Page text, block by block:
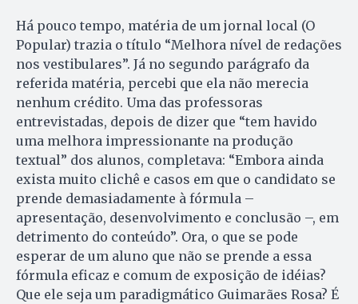
Há pouco tempo, matéria de um jornal local (O
Popular) trazia o título “Melhora nível de redações
nos vestibulares”. Já no segundo parágrafo da
referida matéria, percebi que ela não merecia
nenhum crédito. Uma das professoras
entrevistadas, depois de dizer que “tem havido
uma melhora impressionante na produção
textual” dos alunos, completava: “Embora ainda
exista muito clichê e casos em que o candidato se
prende demasiadamente à fórmula –
apresentação, desenvolvimento e conclusão –, em
detrimento do conteúdo”. Ora, o que se pode
esperar de um aluno que não se prende a essa
fórmula eficaz e comum de exposição de idéias?
Que ele seja um paradigmático Guimarães Rosa? É